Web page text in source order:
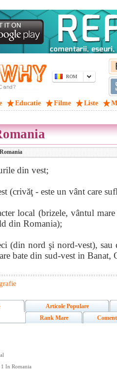
ROM
Educatie Filme Liste
din vest;
(crivăţ - este un vânt care
local (brizele, vântul
din Romania);
(din nord şi nord-vest), sau
bate din sud-vest in Banat,
Articole Populare
Rank Mare
In Romania